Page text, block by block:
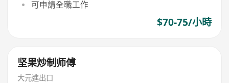
可申請全職工作
$70-75/小時
坚果炒制师傅
大元進出口